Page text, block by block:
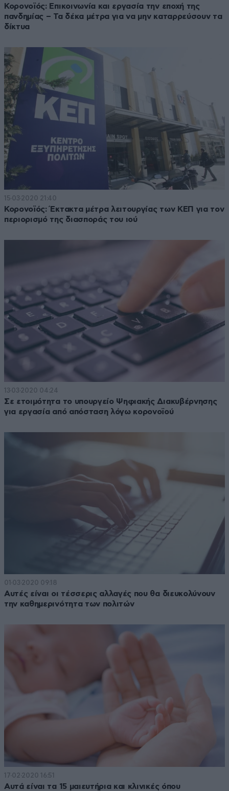
Κορονοϊός: Επικοινωνία και εργασία την εποχή της
πανδημίας – Τα δέκα μέτρα για να μην καταρρεύσουν τα
δίκτυα
15·03·2020 21:40
Κορονοϊός: Έκτακτα μέτρα λειτουργίας των ΚΕΠ για τον
περιορισμό της διασποράς του ιού
13·03·2020 04:24
Σε ετοιμότητα το υπουργείο Ψηφιακής Διακυβέρνησης
για εργασία από απόσταση λόγω κορονοϊού
01·03·2020 09:18
Αυτές είναι οι τέσσερις αλλαγές που θα διευκολύνουν
την καθημερινότητα των πολιτών
17·02·2020 16:51
Αυτά είναι τα 15 μαιευτήρια και κλινικές όπου